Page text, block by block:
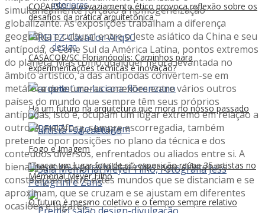
COLAPSO: o esvaziamento ético provoca reflexão sobre os
desafios da prática arquitetônica
CASACOR/SC Florianópolis: Caminhos para
experimentações técnicas e inovação?
Há um futuro na arquitetura que mora no nosso passado
Fogo e Imagem
O futuro é mesmo coletivo e o tempo sempre relativo
interiores
design
arte
“Traçar um lugar fora de si”: exposição reúne 35 artistas no
Memorial Meyer Filho
simultaneamente forçado à homogeneização
globalizante. As exposições trabalham a diferença
geográfica e cultural entre o leste asiático da China e seu
antípoda, o Cone Sul da América Latina, pontos extremos
do planeta. Mas como qualquer figura levantada no
âmbito artístico, a das antípodas convertem-se em
metáfora de inúmeras conexões entre vários outros
países do mundo que sempre têm seus próprios
antípodas; isto é, ocupam um lugar extremo em relação a
outro. A metáfora, sempre escorregadia, também
pretende opor posições no plano da técnica e dos
conteúdos diversos, enfrentados ou aliados entre si. A
bienal permite a possibilidade de traçar diferentes
constelações entre estes mundos que se distanciam e se
aproximam, que se cruzam e se ajustam em diferentes
ocasiões e lugares”.